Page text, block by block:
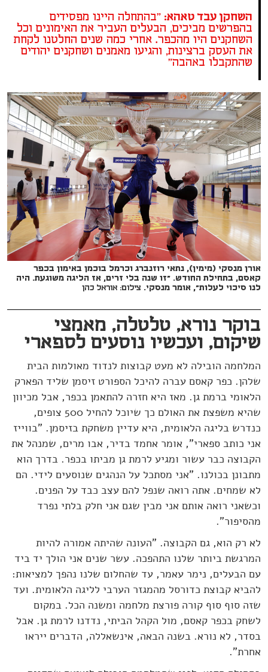
השחקן עבד טאהא: "בהתחלה היינו מפסידים
בהפרשים מביכים, הבעלים העביר את האימונים וכל
השחקנים היו מהכפר. אחרי כמה שנים החלטנו לקחת
את העסק ברצינות, והגיעו מאמנים ושחקנים יהודים
שהתקבלו באהבה"
אורן מנסקי (מימין), נתאי רוזנברג וכרמל בוכמן באימון בכפר
קאסם, בתחילת החודש. "זו שנה בלי זרים, אז הליגה משוגעת. היה
לנו סיכוי לעלות", אומר מנסקי. צילום: אוראל כהן
בוקר נורא, טלטלה, מאמצי
שיקום, ועכשיו נוסעים לספארי
המלחמה הובילה לא מעט קבוצות לנדוד מאולמות הבית
שלהן. כפר קאסם עברה להיכל הספורט זיסמן שליד הפארק
הלאומי ברמת גן. מאז היא חזרה להתאמן בכפר, אבל מכיוון
שהיא משפצת את האולם כך שיוכל להחיל 500 צופים,
כנדרש בליגה הלאומית, היא עדיין משחקת בזיסמן. "בווייז
אני כותב ספארי", אומר אחמד בדיר, אבו מרים, שמנהל את
הקבוצה כבר עשור ומגיע לרמת גן מביתו בכפר. בדרך הוא
מתבונן בכולנו. "אני מסתכל על הנהגים שנוסעים לידי. הם
לא שמחים. אתה רואה שנפל להם עצב כבד על הפנים.
וכשאני רואה אותם אני מבין שגם אני חלק בלתי נפרד
מהסיפור".
לא רק הוא, גם הקבוצה. "העונה שהיתה אמורה להיות
המרגשת ביותר שלנו התהפכה. עשר שנים אני הולך יד ביד
עם הבעלים, נימר עאמר, עד שהחלום שלנו נהפך למציאות:
להביא קבוצת כדורסל מהמגזר הערבי לליגה הלאומית. ועד
שזה סוף סוף קורה פורצת מלחמה ומשנה הכל. במקום
לשחק בכפר קאסם, מול הקהל הביתי, נדדנו לרמת גן. אבל
בסדר, לא נורא. בשנה הבאה, אינשאללה, הדברים ייראו
אחרת".